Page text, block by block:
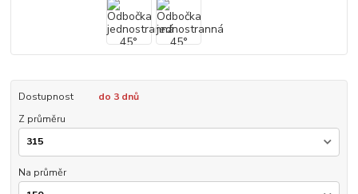
Dostupnost
do 3 dnů
Z průměru
Na průměr